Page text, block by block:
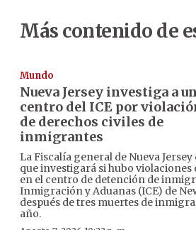
Más contenido de
Mundo
Nueva Jersey investiga a un
centro del ICE por
de derechos civiles de
inmigrantes
La Fiscalía general de Nueva
que investigará si hubo violaciones
en el centro de detención de
Inmigración y Aduanas (ICE) de
después de tres muertes de
año.